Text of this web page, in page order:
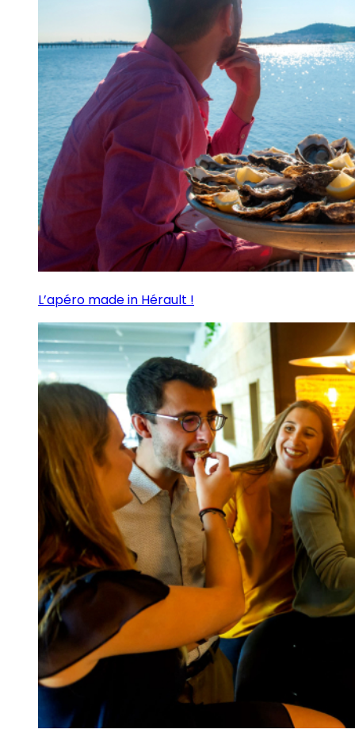
L’apéro made in Hérault !